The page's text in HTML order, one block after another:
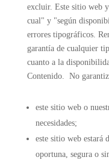
excluir. Este sitio web
cual" y "según
errores tipográficos.
garantía de cualquier
cuanto a la
Contenido. No
este sitio web o
necesidades;
este sitio web estará
oportuna, segura o